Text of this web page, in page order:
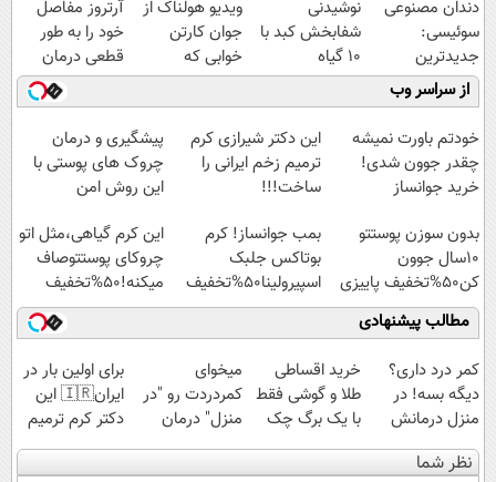
دندان مصنوعی
سوئیسی:
جدیدترین
فناوری اروپا،
سبک و مقاوم |
پرداخت قسطی
نوشیدنی
شفابخش کبد با
10 گیاه
موثر(تخفیف تا
امشب)
ویدیو هولناک از
جوان کارتن
خوابی که
میلیاردر شد.
آموزش رایگان
آرتروز مفاصل
خود را به طور
قطعی درمان
کنید!
◗پرسش‌نامه◖
از سراسر وب
خودتم باورت نمیشه
چقدر جوون شدی!
خرید جوانساز
ویژه
این دکتر شیرازی کرم
ترمیم زخم ایرانی را
ساخت!!!
پیشگیری و درمان
چروک های پوستی با
این روش امن
بدون سوزن پوستتو
10سال جوون
کن50%تخفیف پاییزی
بمب جوانساز! کرم
بوتاکس جلبک
اسپیرولینا50%تخفیف
این کرم گیاهی،مثل اتو
چروکای پوستتوصاف
میکنه!50%تخفیف
مطالب پیشنهادی
کمر درد داری؟
دیگه بسه! در
منزل درمانش
کن
(◀پرسش‌نامه)
خرید اقساطی
طلا و گوشی فقط
با یک برگ چک
صیادی
میخوای
کمردردت رو "در
منزل" درمان
کنی؟ (◂فیلم +
◂پرسش‌نامه)
برای اولین بار در
ایران🇮🇷 این
دکتر کرم ترمیم
کننده 23 روزه
ساخت!
نظر شما